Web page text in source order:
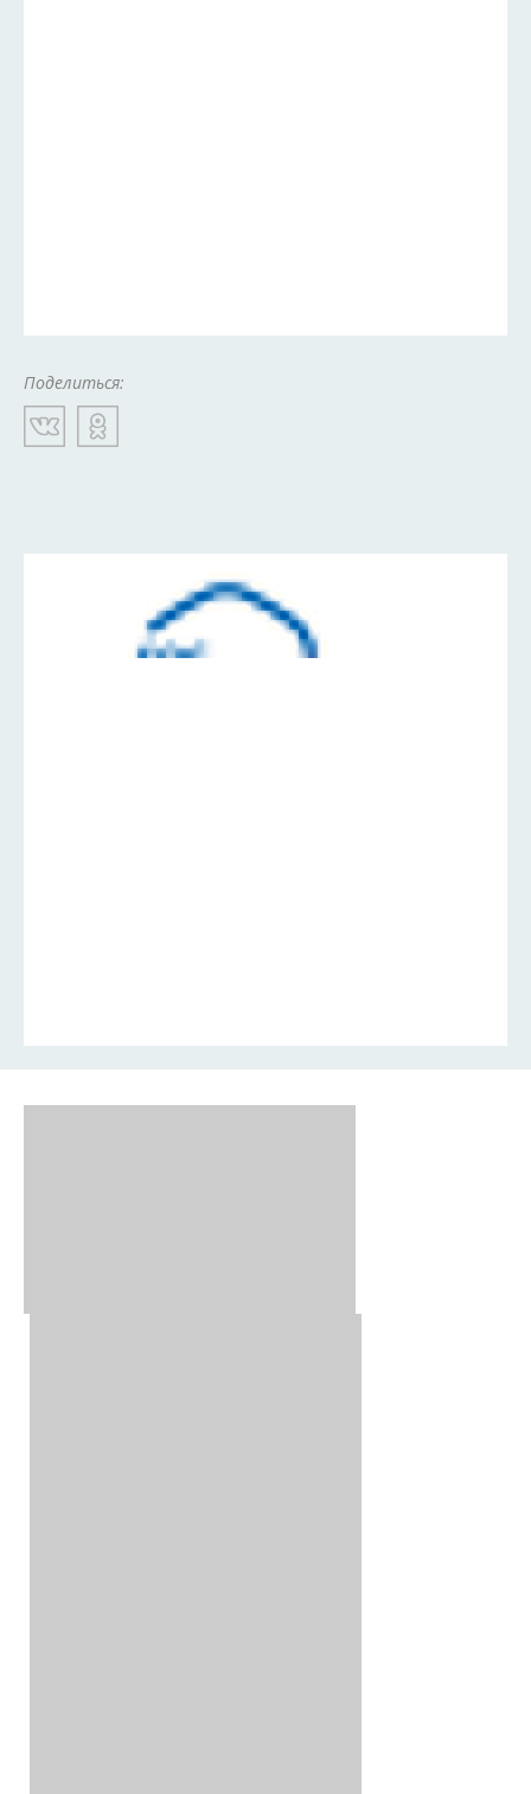
Поделиться: